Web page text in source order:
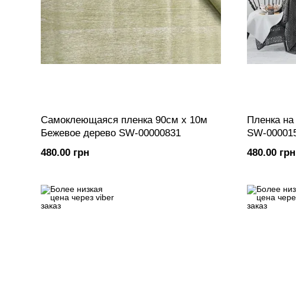
Самоклеющаяся пленка 90см х 10м
Бежевое дерево SW-00000831
480.00 грн
Пленка
SW-
480.00 грн